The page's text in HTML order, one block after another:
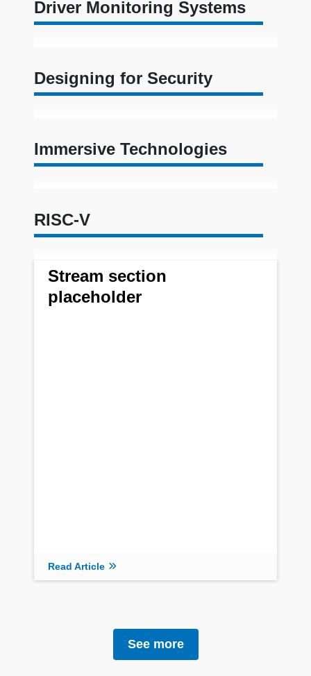
Driver Monitoring Systems
Designing for Security
Immersive Technologies
RISC-V
Stream section
placeholder
Read Article
See more